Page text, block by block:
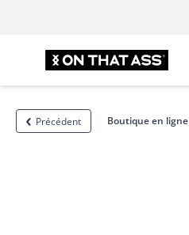
Précédent Boutique en ligne